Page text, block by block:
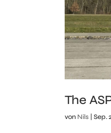
The
von Nils |Sep.